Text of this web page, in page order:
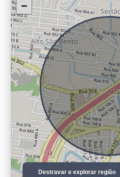
−
Destravar e explorar região